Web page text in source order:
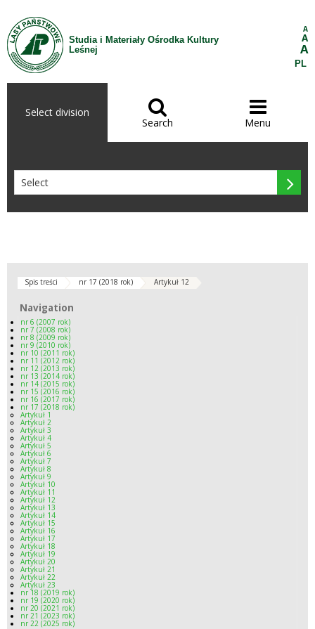
Skip to Content
Studia i Materiały Ośrodka Kultury
Leśnej
A
A
A
PL
Select division 
Search

Menu

Spis treści nr 17 (2018 rok) Artykuł 12
Navigation
Navigation
nr 6 (2007 rok)
nr 7 (2008 rok)
nr 8 (2009 rok)
nr 9 (2010 rok)
nr 10 (2011 rok)
nr 11 (2012 rok)
nr 12 (2013 rok)
nr 13 (2014 rok)
nr 14 (2015 rok)
nr 15 (2016 rok)
nr 16 (2017 rok)
nr 17 (2018 rok)
Artykuł 1
Artykuł 2
Artykuł 3
Artykuł 4
Artykuł 5
Artykuł 6
Artykuł 7
Artykuł 8
Artykuł 9
Artykuł 10
Artykuł 11
Artykuł 12
Artykuł 13
Artykuł 14
Artykuł 15
Artykuł 16
Artykuł 17
Artykuł 18
Artykuł 19
Artykuł 20
Artykuł 21
Artykuł 22
Artykuł 23
nr 18 (2019 rok)
nr 19 (2020 rok)
nr 20 (2021 rok)
nr 21 (2023 rok)
nr 22 (2025 rok)